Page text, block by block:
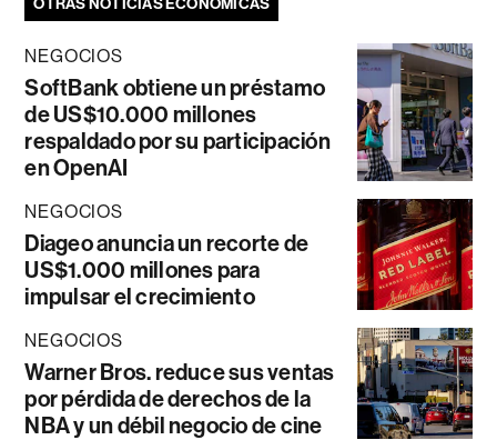
OTRAS NOTICIAS ECONÓMICAS
NEGOCIOS
SoftBank obtiene un préstamo
de US$10.000 millones
respaldado por su participación
en OpenAI
NEGOCIOS
Diageo anuncia un recorte de
US$1.000 millones para
impulsar el crecimiento
NEGOCIOS
Warner Bros. reduce sus ventas
por pérdida de derechos de la
NBA y un débil negocio de cine